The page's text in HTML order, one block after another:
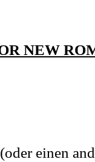
NEW
einen